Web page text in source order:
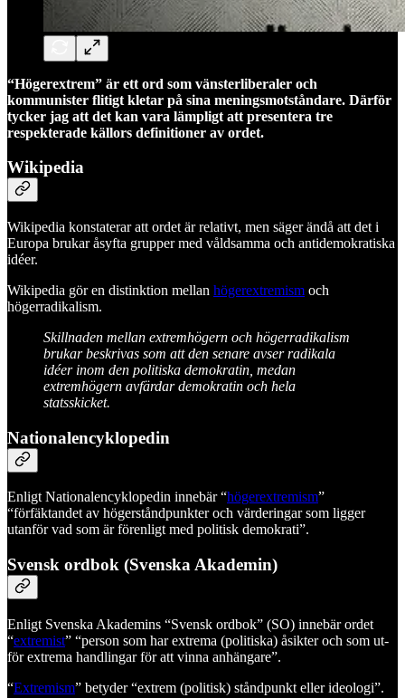
“Högerextrem” är ett ord som vänsterliberaler och
kommunister flitigt kletar på sina meningsmotståndare. Därför
tycker jag att det kan vara lämpligt att presentera tre
respekterade källors definitioner av ordet.
Wikipedia
Wikipedia konstaterar att ordet är relativt, men säger ändå att det i
Europa brukar åsyfta grupper med våldsamma och antidemokratiska
idéer.
Wikipedia gör en distinktion mellan högerextremism och
högerradikalism.
Skillnaden mellan extremhögern och högerradikalism
brukar beskrivas som att den senare avser radikala
idéer inom den politiska demokratin, medan
extremhögern avfärdar demokratin och hela
statsskicket.
Nationalencyklopedin
Enligt Nationalencyklopedin innebär “högerextremism”
“förfäktandet av högerståndpunkter och värderingar som ligger
utanför vad som är förenligt med politisk demokrati”.
Svensk ordbok (Svenska Akademin)
Enligt Svenska Akademins “Svensk ordbok” (SO) innebär ordet
“extremist” “person som har extrema (politiska) åsikter och som ut­
för extrema handlingar för att vinna an­hängare”.
“Extremism” betyder “extrem (politisk) stånd­punkt eller ideologi”.